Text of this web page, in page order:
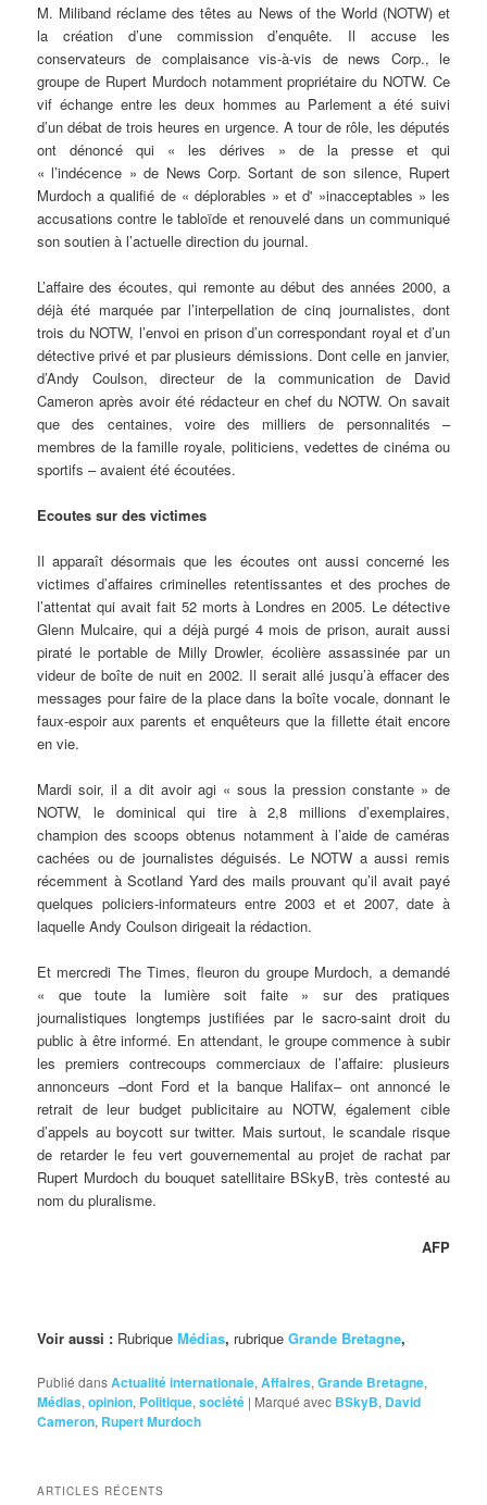
M. Miliband réclame des têtes au News of the World (NOTW) et
la création d’une commission d’enquête. Il accuse les
conservateurs de complaisance vis-à-vis de news Corp., le
groupe de Rupert Murdoch notamment propriétaire du NOTW. Ce
vif échange entre les deux hommes au Parlement a été suivi
d’un débat de trois heures en urgence. A tour de rôle, les députés
ont dénoncé qui « les dérives » de la presse et qui
« l’indécence » de News Corp. Sortant de son silence, Rupert
Murdoch a qualifié de « déplorables » et d' »inacceptables » les
accusations contre le tabloïde et renouvelé dans un communiqué
son soutien à l’actuelle direction du journal.
L’affaire des écoutes, qui remonte au début des années 2000, a
déjà été marquée par l’interpellation de cinq journalistes, dont
trois du NOTW, l’envoi en prison d’un correspondant royal et d’un
détective privé et par plusieurs démissions. Dont celle en janvier,
d’Andy Coulson, directeur de la communication de David
Cameron après avoir été rédacteur en chef du NOTW. On savait
que des centaines, voire des milliers de personnalités –
membres de la famille royale, politiciens, vedettes de cinéma ou
sportifs – avaient été écoutées.
Ecoutes sur des victimes
Il apparaît désormais que les écoutes ont aussi concerné les
victimes d’affaires criminelles retentissantes et des proches de
l’attentat qui avait fait 52 morts à Londres en 2005. Le détective
Glenn Mulcaire, qui a déjà purgé 4 mois de prison, aurait aussi
piraté le portable de Milly Drowler, écolière assassinée par un
videur de boîte de nuit en 2002. Il serait allé jusqu’à effacer des
messages pour faire de la place dans la boîte vocale, donnant le
faux-espoir aux parents et enquêteurs que la fillette était encore
en vie.
Mardi soir, il a dit avoir agi « sous la pression constante » de
NOTW, le dominical qui tire à 2,8 millions d’exemplaires,
champion des scoops obtenus notamment à l’aide de caméras
cachées ou de journalistes déguisés. Le NOTW a aussi remis
récemment à Scotland Yard des mails prouvant qu’il avait payé
quelques policiers-informateurs entre 2003 et et 2007, date à
laquelle Andy Coulson dirigeait la rédaction.
Et mercredi The Times, fleuron du groupe Murdoch, a demandé
« que toute la lumière soit faite » sur des pratiques
journalistiques longtemps justifiées par le sacro-saint droit du
public à être informé. En attendant, le groupe commence à subir
les premiers contrecoups commerciaux de l’affaire: plusieurs
annonceurs –dont Ford et la banque Halifax– ont annoncé le
retrait de leur budget publicitaire au NOTW, également cible
d’appels au boycott sur twitter. Mais surtout, le scandale risque
de retarder le feu vert gouvernemental au projet de rachat par
Rupert Murdoch du bouquet satellitaire BSkyB, très contesté au
nom du pluralisme.
AFP
Voir aussi : Rubrique Médias, rubrique Grande Bretagne,
Publié dansActualité internationale,Affaires,Grande Bretagne,
Médias,opinion, Politique,société | Marqué avec BSkyB, David
Cameron, Rupert Murdoch
ARTICLES RÉCENTS